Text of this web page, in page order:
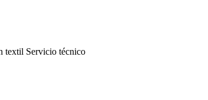
textil Servicio técnico